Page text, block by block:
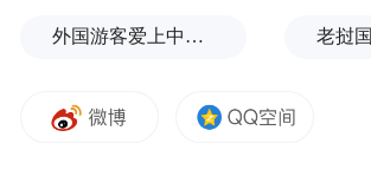
外国游客爱上中国旅拍、汉服和美甲